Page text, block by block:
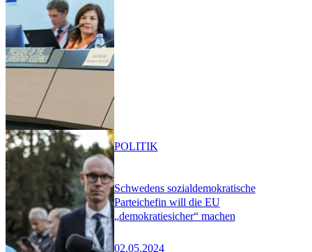
Schwedens sozialdemokratische
Parteichefin will die EU
„demokratiesicher“ machen
02.05.2024
POLITIK